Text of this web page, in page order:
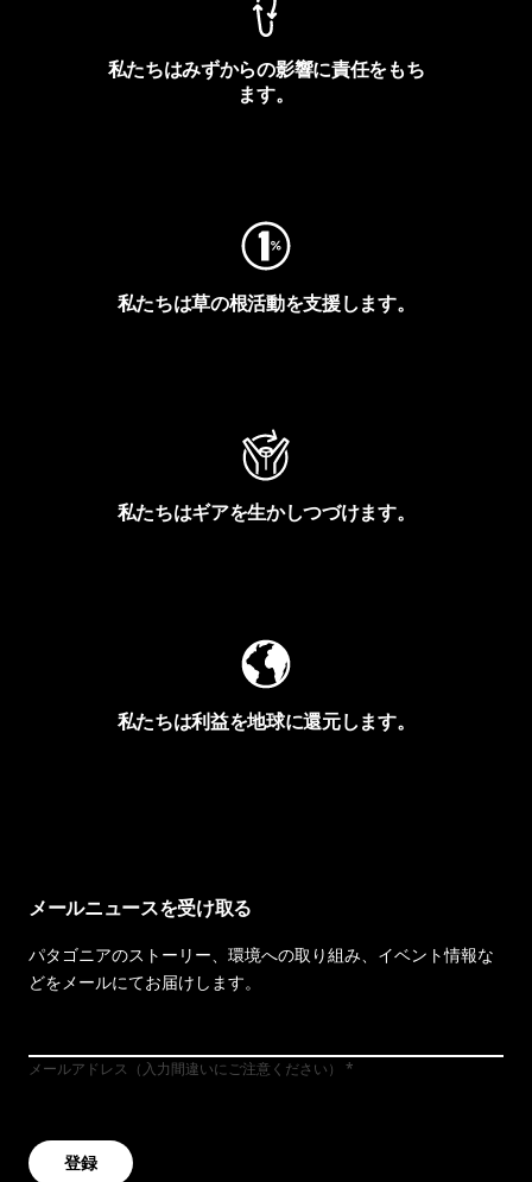
私たちはみずからの影響に責任をもち
ます。
私たちは草の根活動を支援します。
私たちはギアを生かしつづけます。
私たちは利益を地球に還元します。
メールニュースを受け取る
パタゴニアのストーリー、環境への取り組み、イベント情報な
どをメールにてお届けします。
メールアドレス（入力間違いにご注意ください）
登録